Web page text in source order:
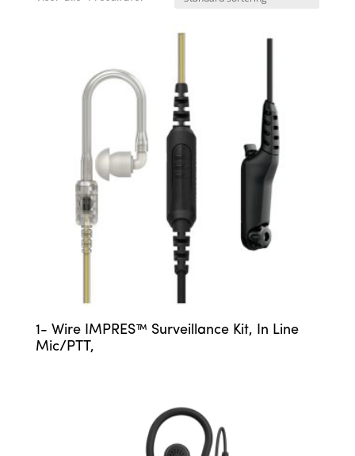
1- Wire IMPRES™ Surveillance Kit, In Line
Mic/PTT,